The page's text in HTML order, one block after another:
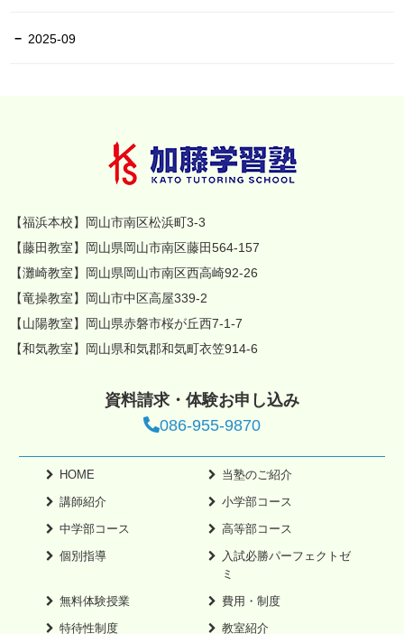
2025-09
【福浜本校】岡山市南区松浜町3-3
【藤田教室】岡山県岡山市南区藤田564-157
【灘崎教室】岡山県岡山市南区西高崎92-26
【竜操教室】岡山市中区高屋339-2
【山陽教室】岡山県赤磐市桜が丘西7-1-7
【和気教室】岡山県和気郡和気町衣笠914-6
資料請求・体験お申し込み
086-955-9870
HOME
当塾のご紹介
講師紹介
小学部コース
中学部コース
高等部コース
個別指導
入試必勝パーフェクトゼ
ミ
無料体験授業
費用・制度
特待性制度
教室紹介